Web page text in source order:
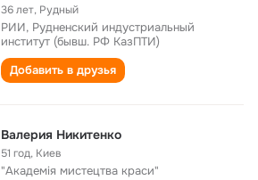
36 лет, Рудный
РИИ, Рудненский индустриальный
институт (бывш. РФ КазПТИ)
Добавить в друзья
Валерия Никитенко
51 год, Киев
"Академія мистецтва краси"